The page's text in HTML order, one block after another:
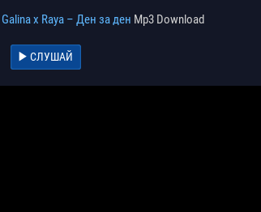
Galina x Raya – Ден за ден Mp3 Download
СЛУШАЙ